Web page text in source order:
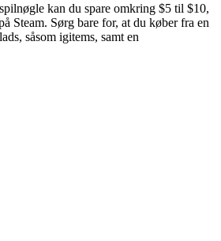
kan du spare omkring $5 til $10,
Steam. Sørg bare for, at du køber fra en
såsom igitems, samt en